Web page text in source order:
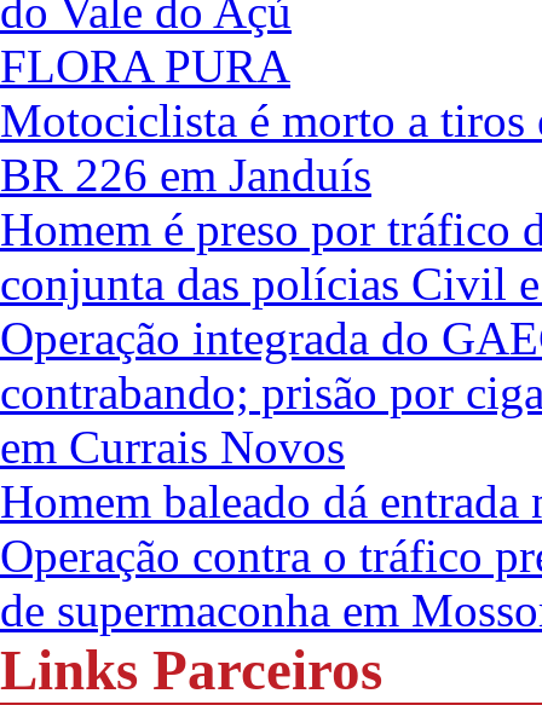
do Vale do Açú
FLORA PURA
Motociclista é morto a tiros
BR 226 em Janduís
Homem é preso por tráfico
conjunta das polícias Civil
Operação integrada do
contrabando; prisão por
em Currais Novos
Homem baleado dá
Operação contra o tráfico
de supermaconha em
Links Parceiros